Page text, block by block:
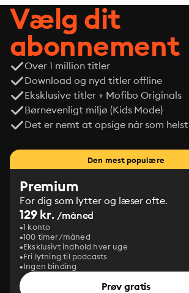
Vælg dit
abonnement
Over 1 million titler
Download og nyd titler offline
Eksklusive titler + Mofibo Originals
Børnevenligt miljø (Kids Mode)
Det er nemt at opsige når som helst
Den mest populære
Premium
For dig som lytter og læser ofte.
129 kr. /måned
1 konto
100 timer/måned
Eksklusivt indhold hver uge
Fri lytning til podcasts
Ingen binding
Prøv gratis